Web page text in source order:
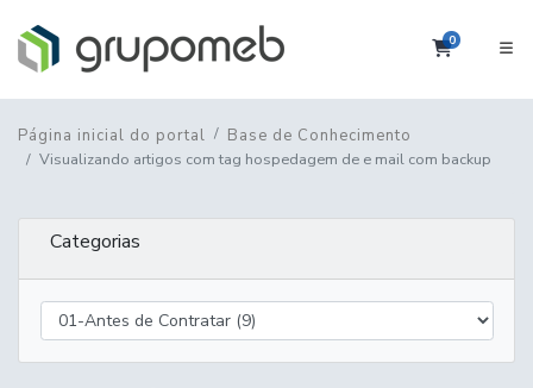
0Carrinho
Página inicial do portal Base de Conhecimento
Visualizando artigos com tag hospedagem de e mail com backup
Categorias